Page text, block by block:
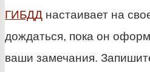
ГИБДД настаивает на
дождаться, пока он
ваши замечания.